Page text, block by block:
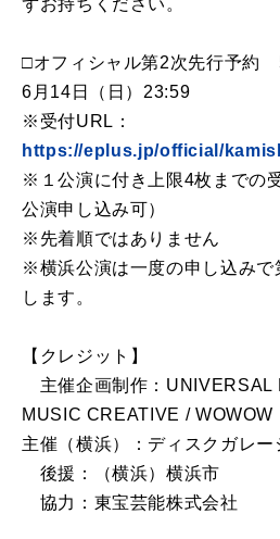
ずお持ちください。
□オフィシャル第2次先行予約
6月14日（日）23:59
※受付URL：
https://eplus.jp/official/
※１公演に付き上限4枚までの
公演申し込み可）
※先着順ではありません
※横浜公演は一度の申し込みで
します。
【クレジット】
主催企画制作：UNIVERSAL
MUSIC CREATIVE / WOWOW
主催（横浜）：ディスクガレー
後援：（横浜）横浜市
協力：東宝芸能株式会社